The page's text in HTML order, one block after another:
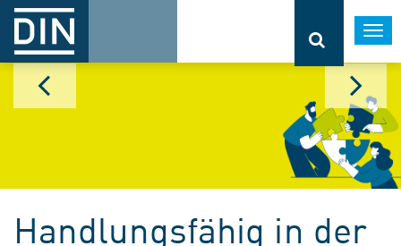
Handlungsfähig in der